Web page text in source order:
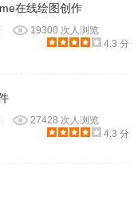
在线绘图创作
19300 次人浏览
4.3 分
27428 次人浏览
4.3 分